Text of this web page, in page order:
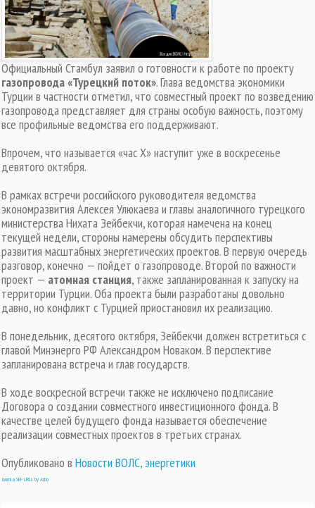
Официальный Стамбул заявил о готовности к работе по проекту
газопровода «Турецкий поток». Глава ведомства экономики
Турции в частности отметил, что совместный проект по возведению
газопровода представляет для страны особую важность, поэтому
все профильные ведомства его поддерживают.
Впрочем, что называется «час X» наступит уже в воскресенье
девятого октября.
В рамках встречи российского руководителя ведомства
экономразвития Алексея Улюкаева и главы аналогичного турецкого
министерства Нихата Зейбекчи, которая намечена на конец
текущей недели, стороны намерены обсудить перспективы
развития масштабных энергетических проектов. В первую очередь
разговор, конечно — пойдет о газопроводе. Второй по важности
проект — атомная станция, также запланированная к запуску на
территории Турции. Оба проекта были разработаны довольно
давно, но конфликт с Турцией приостановил их реализацию.
В понедельник, десятого октября, Зейбекчи должен встретиться с
главой Минэнерго РФ Александром Новаком. В перспективе
запланирована встреча и глав государств.
В ходе воскресной встречи также не исключено подписание
Договора о создании совместного инвестиционного фонда. В
качестве целей будущего фонда называется обеспечение
реализации совместных проектов в третьих странах.
Опубликовано в Новости ВОЛС, энергетики
Joomla SEF URLs by Artio